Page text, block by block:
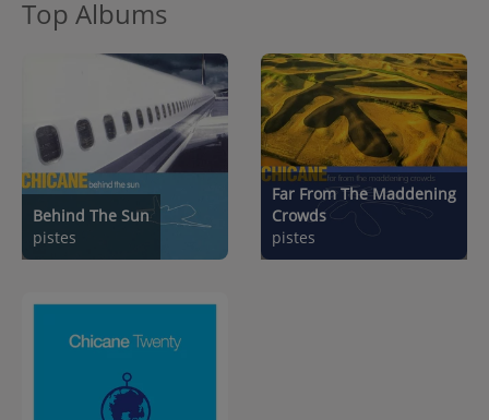
Top Albums
Behind The Sun
pistes
Far From The Maddening
Crowds
pistes